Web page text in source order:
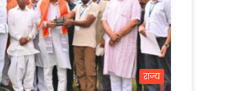
राज्य